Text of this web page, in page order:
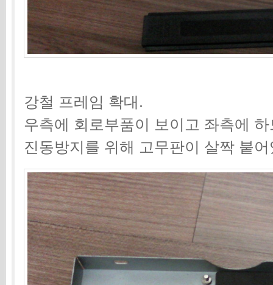
강철 프레임 확대.
우측에 회로부품이 보이고 좌측에
진동방지를 위해 고무판이 살짝 붙